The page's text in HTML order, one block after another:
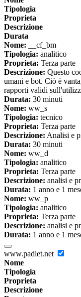
Tipologia
Proprieta
Descrizione
Durata
Nome: __cf_bm
Tipologia: analitico
Proprieta: Terza parte
Descrizione: Questo
umani e bot. Ciò è
rapporti validi
Durata: 30 minuti
Nome: ww_s
Tipologia: tecnico
Proprieta: Terza parte
Descrizione: Analisi e
Durata: 30 minuti
Nome: ww_d
Tipologia: analitico
Proprieta: Terza parte
Descrizione: analisi e
Durata: 1 anno e 1
Nome: ww_p
Tipologia: analitico
Proprieta: Terza parte
Descrizione: analisi e
Durata: 1 anno e 1
www.padlet.net
Nome
Tipologia
Proprieta
Descrizione